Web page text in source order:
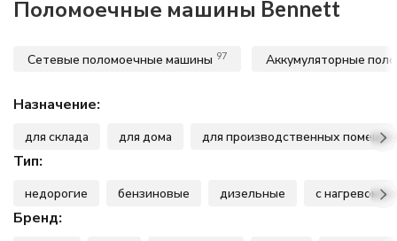
Поломоечные машины Bennett
Сетевые поломоечные машины 97 Аккумуляторные
Назначение:
для склада для дома для производственных
Тип:
недорогие бензиновые дизельные с нагревом
Бренд: